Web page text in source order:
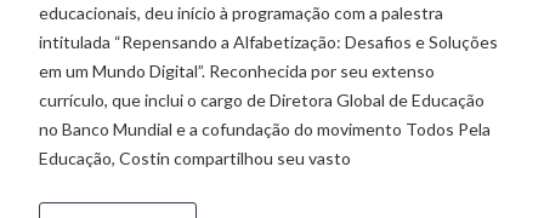
educacionais, deu início à programação com a palestra
intitulada “Repensando a Alfabetização: Desafios e Soluções
em um Mundo Digital”. Reconhecida por seu extenso
currículo, que inclui o cargo de Diretora Global de Educação
no Banco Mundial e a cofundação do movimento Todos Pela
Educação, Costin compartilhou seu vasto